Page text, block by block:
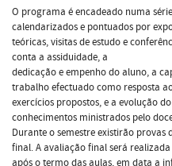
O programa é encadeado numa
calendarizados e pontuados por
teóricas, visitas de estudo e
conta a assiduidade, a
dedicação e empenho do aluno, a
trabalho efectuado como resposta
exercícios propostos, e a evolução
conhecimentos ministrados pelo
Durante o semestre existirão
final. A avaliação final será realizada
após o termo das aulas, em data a